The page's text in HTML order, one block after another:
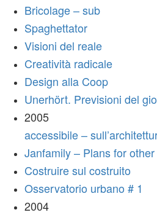
Bricolage – sub
Spaghettator
Visioni del reale
Creatività radicale
Design alla Coop
Unerhört. Previsioni del
2005
accessibile –
Janfamily – Plans for
Costruire sul costruito
Osservatorio urbano # 1
2004